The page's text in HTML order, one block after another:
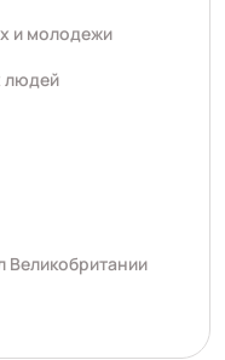
и молодежи
людей
Великобритании